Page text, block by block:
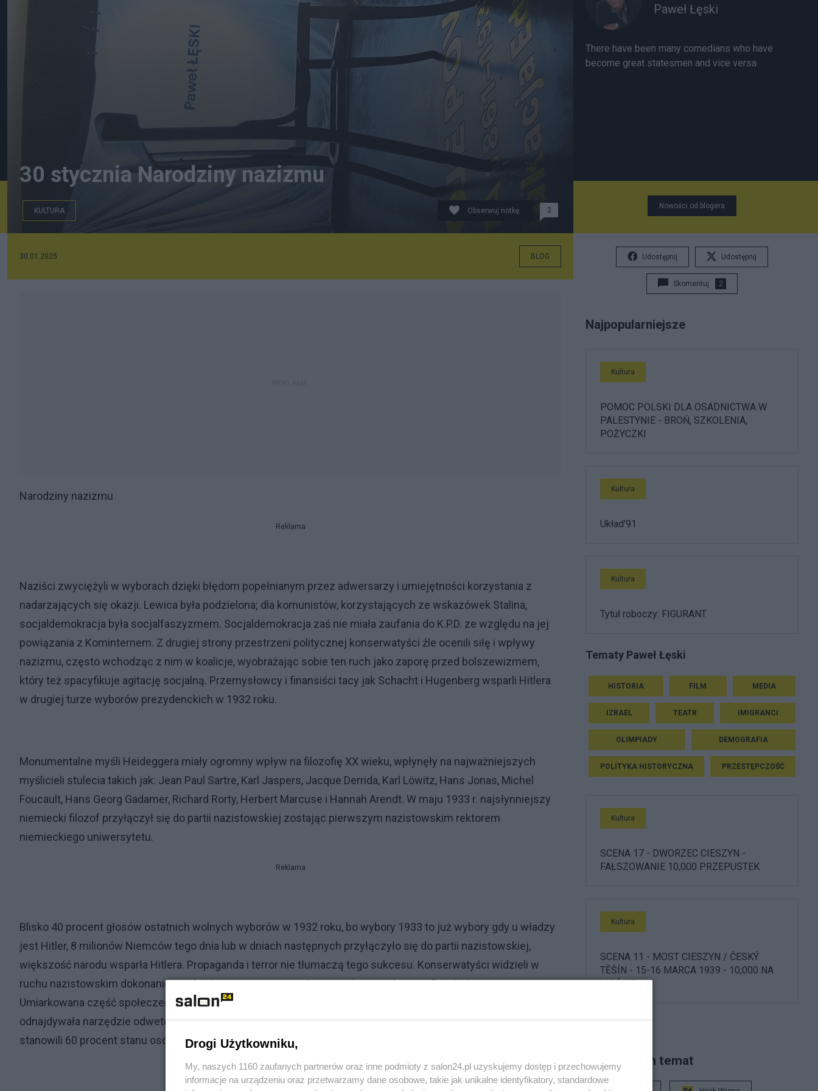
30 stycznia Narodziny nazizmu
KULTURA Obserwuj notkę 2
30.01.2025 BLOG
Narodziny nazizmu
Reklama
Naziści zwyciężyli w wyborach dzięki błędom popełnianym przez adwersarzy i umiejętności korzystania z
nadarzających się okazji. Lewica była podzielona; dla komunistów, korzystających ze wskazówek Stalina,
socjaldemokracja była socjalfaszyzmem. Socjaldemokracja zaś nie miała zaufania do K.P.D. ze względu na jej
powiązania z Kominternem. Z drugiej strony przestrzeni politycznej konserwatyści źle ocenili siłę i wpływy
nazizmu, często wchodząc z nim w koalicje, wyobrażając sobie ten ruch jako zaporę przed bolszewizmem,
który też spacyfikuje agitację socjalną. Przemysłowcy i finansiści tacy jak Schacht i Hugenberg wsparli Hitlera
w drugiej turze wyborów prezydenckich w 1932 roku.
Monumentalne myśli Heideggera miały ogromny wpływ na filozofię XX wieku, wpłynęły na najważniejszych
myślicieli stulecia takich jak: Jean Paul Sartre, Karl Jaspers, Jacque Derrida, Karl Löwitz, Hans Jonas, Michel
Foucault, Hans Georg Gadamer, Richard Rorty, Herbert Marcuse i Hannah Arendt. W maju 1933 r. najsłynniejszy
niemiecki filozof przyłączył się do partii nazistowskiej zostając pierwszym nazistowskim rektorem
niemieckiego uniwersytetu.
Reklama
Blisko 40 procent głosów ostatnich wolnych wyborów w 1932 roku, bo wybory 1933 to już wybory gdy u władzy
jest Hitler, 8 milionów Niemców tego dnia lub w dniach następnych przyłączyło się do partii nazistowskiej,
większość narodu wsparła Hitlera. Propaganda i terror nie tłumaczą tego sukcesu. Konserwatyści widzieli w
ruchu nazistowskim dokonanie się dzieła pangermanizmu. Przemoc była atrakcyjna dla młodzieży.
Umiarkowana część społeczeństwa widziała swoją szansę na awans społeczny, w rewolucyjnej retoryce
odnajdywała narzędzie odwetu na notablach. Robotnicy byli w większości, od 1929 roku, członkami S.A., gdzie
stanowili 60 procent stanu osobowego. Młodzież ulegała hitlerowskim obietnicom świetlanej przyszłości.
Paweł Łęski
There have been many comedians who have
become great statesmen and vice versa.
Nowości od blogera
Udostępnij Udostępnij
Skomentuj 2
Najpopularniejsze
Kultura
POMOC POLSKI DLA OSADNICTWA W
PALESTYNIE - BROŃ, SZKOLENIA,
POŻYCZKI
Kultura
Układ'91
Kultura
Tytuł roboczy: FIGURANT
Tematy Paweł Łęski
HISTORIA FILM MEDIA
IZRAEL TEATR IMIGRANCI
OLIMPIADY DEMOGRAFIA
POLITYKA HISTORYCZNA PRZESTĘPCZOŚĆ
Kultura
SCENA 17 - DWORZEC CIESZYN -
FAŁSZOWANIE 10,000 PRZEPUSTEK
Kultura
SCENA 11 - MOST CIESZYN / ČESKÝ
TĚŠÍN - 15-16 MARCA 1939 - 10,000 NA
MOŚCIE
Piszą na ten temat
Drogi Użytkowniku,
My, naszych 1160 zaufanych partnerów oraz inne podmioty z salon24.pl uzyskujemy dostęp i przechowujemy
informacje na urządzeniu oraz przetwarzamy dane osobowe, takie jak unikalne identyfikatory, standardowe